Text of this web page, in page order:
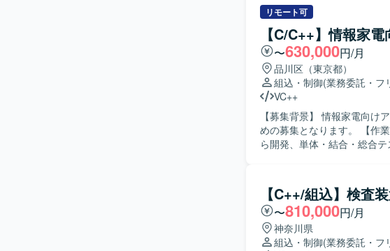
リモート可
【C/C++】情報家
〜630,000円/月
品川区（東京都）
組込・制御(業務委託・フ
VC++
【募集背景】 情報家電向け
めの募集となります。 【作業内容】 情報家電向けアプリケーション開発において、詳細設計か
ら開発、単体・結合・総合
取り組んでいただける方が望ましいです。 【ポジションの魅力
発に携わることで、ユーザ
発スキルに加え、リアルタイ
発環境】 C/C++、Visual
【C++/組込】検査
〜810,000円/月
神奈川県
組込・制御(業務委託・フ